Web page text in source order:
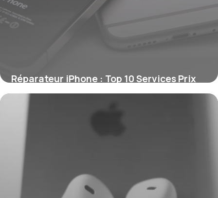
Réparateur iPhone : Top 10 Services Prix
2026